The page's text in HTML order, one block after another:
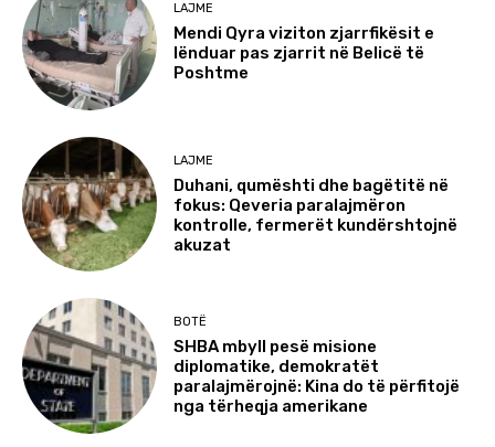
LAJME
Mendi Qyra viziton zjarrfikësit e
lënduar pas zjarrit në Belicë të
Poshtme
LAJME
Duhani, qumështi dhe bagëtitë në
fokus: Qeveria paralajmëron
kontrolle, fermerët kundërshtojnë
akuzat
BOTË
SHBA mbyll pesë misione
diplomatike, demokratët
paralajmërojnë: Kina do të përfitojë
nga tërheqja amerikane